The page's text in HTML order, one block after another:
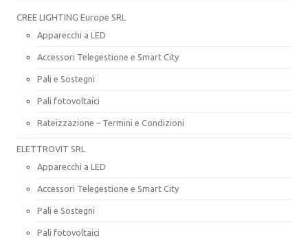
CREE LIGHTING Europe SRL
Apparecchi a LED
Accessori Telegestione e Smart City
Pali e Sostegni
Pali fotovoltaici
Rateizzazione – Termini e Condizioni
ELETTROVIT SRL
Apparecchi a LED
Accessori Telegestione e Smart City
Pali e Sostegni
Pali fotovoltaici